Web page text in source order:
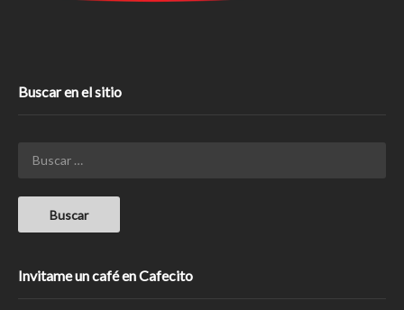
Buscar en el sitio
Invitame un café en Cafecito